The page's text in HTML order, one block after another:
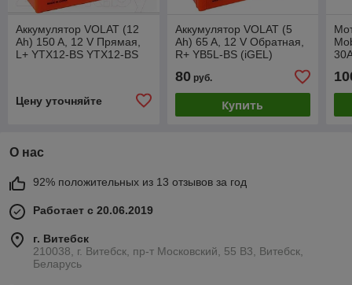
Аккумулятор VOLAT (12
Ah) 150 A, 12 V Прямая,
L+ YTX12-BS YTX12-BS
Цену уточняйте
Аккумулятор VOLAT (5
Ah) 65 A, 12 V Обратная,
R+ YB5L-BS (iGEL)
80руб.
Купить
О нас
92% положительных из 13 отзывов за год
Работает с 20.06.2019
г. Витебск
210038, г. Витебск, пр-т Московский, 55 B3, Витебск,
Беларусь